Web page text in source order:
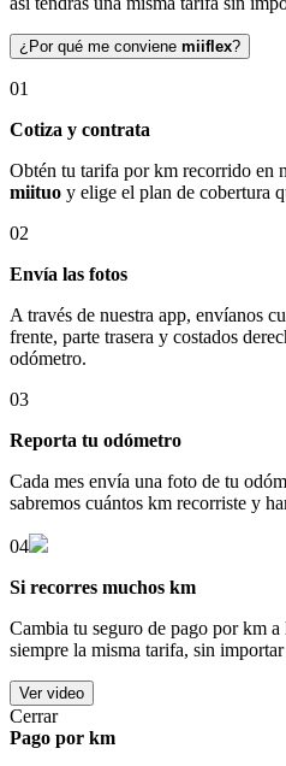
¿Por qué me conviene miiflex?
01
Cotiza y contrata
Obtén tu tarifa por km recorrido en
miituo y elige el plan de cobertura
02
Envía las fotos
A través de nuestra app, envíanos
frente, parte trasera y costados
odómetro.
03
Reporta tu odómetro
Cada mes envía una foto de tu
sabremos cuántos km recorriste y
04
Si recorres muchos km
Cambia tu seguro de pago por km a
siempre la misma tarifa, sin
Ver video
Cerrar
Pago por km